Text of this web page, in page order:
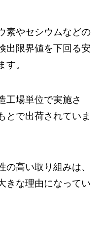
素やセシウムなどの
出限界値を下回る安
。
工場単位で実施さ
とで出荷されていま
の高い取り組みは、
きな理由になってい